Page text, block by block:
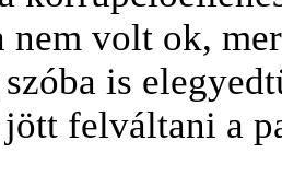
nem volt ok,
is
felváltani a